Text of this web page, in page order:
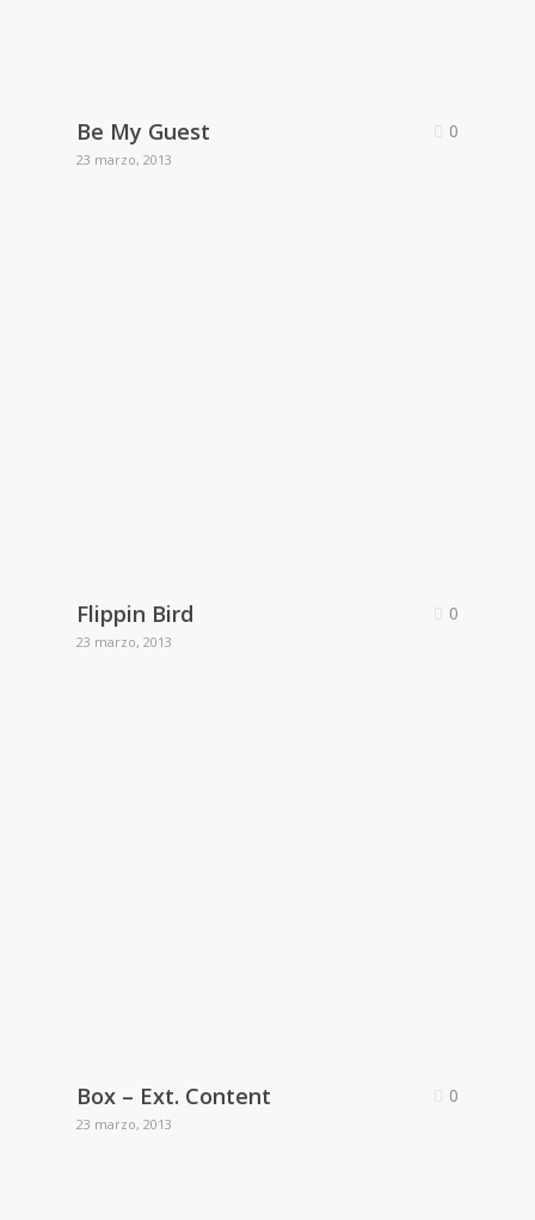
Be My Guest
23 marzo, 2013
0
Flippin Bird
23 marzo, 2013
0
Box – Ext. Content
23 marzo, 2013
0